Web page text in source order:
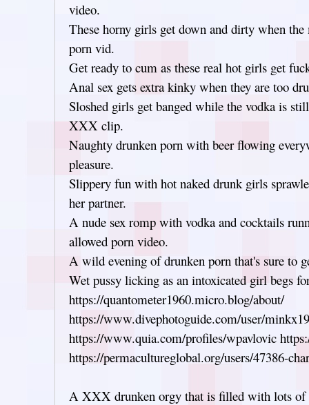
video.
These horny girls get down and dirty when
porn vid.
Get ready to cum as these real hot girls get
Anal sex gets extra kinky when they are too
Sloshed girls get banged while the vodka is
XXX clip.
Naughty drunken porn with beer flowing
pleasure.
Slippery fun with hot naked drunk girls
her partner.
A nude sex romp with vodka and cocktails
allowed porn video.
A wild evening of drunken porn that's sure to
Wet pussy licking as an intoxicated girl begs
https://quantometer1960.micro.blog/about/
https://www.divephotoguide.com/user/
https://www.quia.com/profiles/wpavlovic
https://permacultureglobal.org/users/47386-
A XXX drunken orgy that is filled with lots of